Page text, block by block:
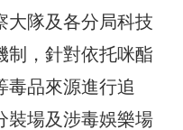
大隊及各分局科技
制，針對依托咪酯
毒品來源進行追
裝場及涉毒娛樂場